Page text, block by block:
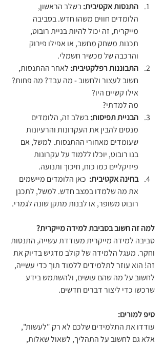
התנסות אקטיבית: בשלב הראשון,
הלומדים חווים משהו חדש. בסביבה
מייקרית, זה יכול להיות בניית רובוט,
תכנות משחק מחשב, או אפילו פירוק
והרכבה של מכשיר חשמלי.
התבוננות רפלקטיבית: לאחר ההתנסות,
חשוב לעצור ולחשוב - מה עבד? מה פחות?
אילו קשיים היו?
מה למדתי?
הבניית תפיסות: בשלב זה, הלומדים
מנסים להבין את העקרונות והרעיונות
שעומדים מאחורי ההתנסות. למשל, אם
בנו רובוט, יוכלו ללמוד על עקרונות
פיזיקליים כמו כוח, חיכוך ותנועה.
בחינה אקטיבית: כאן הלומדים מיישמים
את מה שלמדו במצב חדש. למשל, לתכנן
רובוט משופר, או לבנות מתקן שונה לגמרי.
למה זה חשוב בסביבת למידה מייקרית?
סביבה למידה מייקרית מעודדת עשייה, התנסות
וחקר. מעגל הלמידה של קולב מדגיש בדיוק את
זה! הוא עוזר לתלמידים ללמוד תוך כדי עשייה,
לחשוב על מה שהם עושים, ולהשתמש בידע
שרכשו כדי ליצור דברים חדשים.
טיפ למורים:
עודדו את התלמידים שלכם לא רק "לעשות",
אלא גם לחשוב על התהליך, לשאול שאלות,